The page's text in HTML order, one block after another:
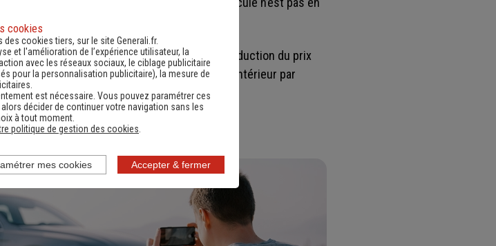
(Code Civil, article 1130), ou négocier une réduction du prix
faciliter la vente (en cachant un accident antérieur par
cookies
cookies tiers, sur le site Generali.fr.
et l'amélioration de l’expérience utilisateur, la
avec les réseaux sociaux, le ciblage publicitaire
pour la personnalisation publicitaire), la mesure de
est nécessaire. Vous pouvez paramétrer ces
décider de continuer votre navigation sans les
à tout moment.
politique de gestion des cookies
Accepter & fermer
mes cookies